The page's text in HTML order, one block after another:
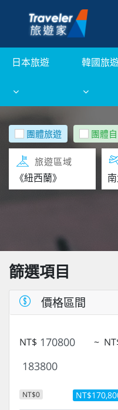
日本旅遊 韓國旅
團體旅遊 團體
旅遊區域
篩選項目
價格區間
NT$ ~
NT$0